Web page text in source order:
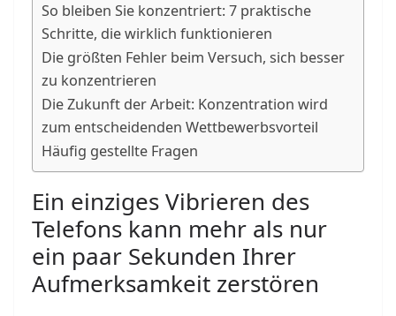
So bleiben Sie konzentriert: 7 praktische
Schritte, die wirklich funktionieren
Die größten Fehler beim Versuch, sich besser
zu konzentrieren
Die Zukunft der Arbeit: Konzentration wird
zum entscheidenden Wettbewerbsvorteil
Häufig gestellte Fragen
Ein einziges Vibrieren des
Telefons kann mehr als nur
ein paar Sekunden Ihrer
Aufmerksamkeit zerstören